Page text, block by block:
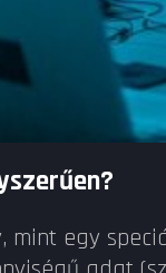
mint egy